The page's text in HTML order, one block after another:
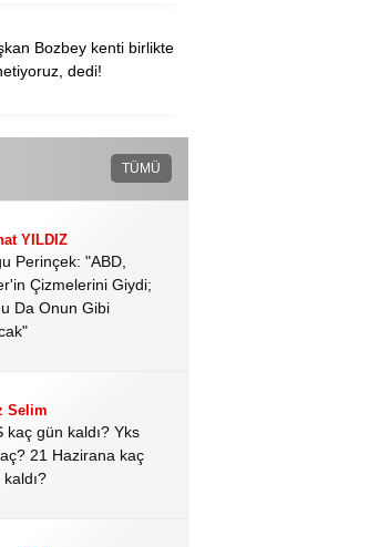
Bozbey kenti birlikte
dedi!
TÜMÜ
YILDIZ
Perinçek: "ABD,
Çizmelerini Giydi;
Da Onun Gibi
Selim
kaç gün kaldı? Yks
21 Hazirana kaç